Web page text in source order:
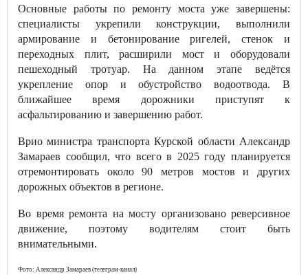
Основные работы по ремонту моста уже завершены:
специалисты укрепили конструкции, выполнили
армирование и бетонирование ригелей, стенок и
переходных плит, расширили мост и оборудовали
пешеходный тротуар. На данном этапе ведётся
укрепление опор и обустройство водоотвода. В
ближайшее время дорожники приступят к
асфальтированию и завершению работ.
Врио министра транспорта Курской области Александр
Замараев сообщил, что всего в 2025 году планируется
отремонтировать около 90 метров мостов и других
дорожных объектов в регионе.
Во время ремонта на мосту организовано реверсивное
движение, поэтому водителям стоит быть
внимательными.
Фото: Александр Замараев (телеграм-канал)